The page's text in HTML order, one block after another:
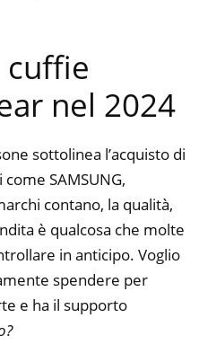
nel 2024
sottolinea l’acquisto di
SAMSUNG,
contano, la qualità,
è qualcosa che molte
in anticipo. Voglio
spendere per
e ha il supporto